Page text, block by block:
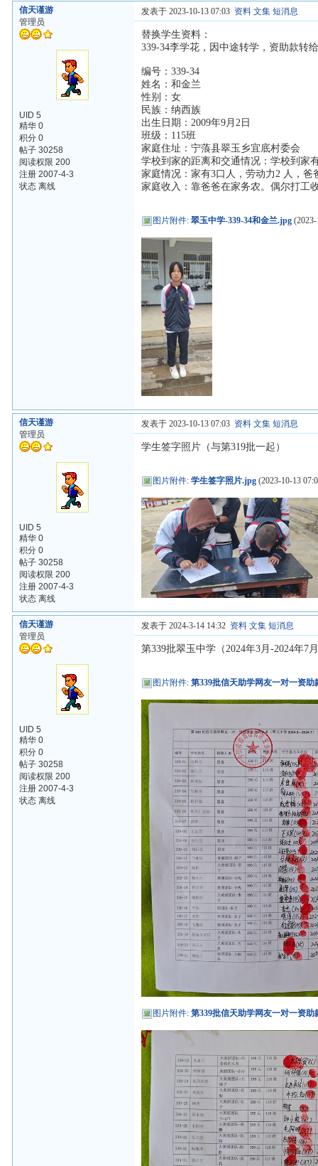
信天谨游
管理员
UID 5
精华 0
积分 0
帖子 30258
阅读权限 200
注册 2007-4-3
状态 离线
发表于 2023-10-13 07:03 资料 文集 短消息
替换学生资料：
339-34李学花，因中途转学，资助款转
编号：339-34
姓名：和金兰
性别：女
民族：纳西族
出生日期：2009年9月2日
班级：115班
家庭住址：宁蒗县翠玉乡宜底村委会
学校到家的距离和交通情况：学校到家
家庭情况：家有3口人，劳动力2 人，
家庭收入：靠爸爸在家务农。偶尔打工
图片附件:翠玉中学-339-34和金兰.jpg
信天谨游
管理员
UID 5
精华 0
积分 0
帖子 30258
阅读权限 200
注册 2007-4-3
状态 离线
发表于 2023-10-13 07:03 资料 文集 短消息
学生签字照片（与第319批一起）
图片附件:学生签字照片.jpg (2023-10-13
信天谨游
管理员
UID 5
精华 0
积分 0
帖子 30258
阅读权限 200
注册 2007-4-3
状态 离线
发表于 2024-3-14 14:32 资料 文集 短消息
第339批翠玉中学（2024年3月-2024年7
图片附件:第339批信天助学网友一对一资
图片附件:第339批信天助学网友一对一资